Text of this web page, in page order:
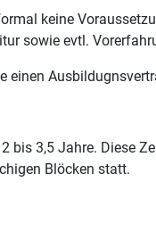
keine
sowie evtl.
einen
3,5 Jahre. Diese
Blöcken statt.